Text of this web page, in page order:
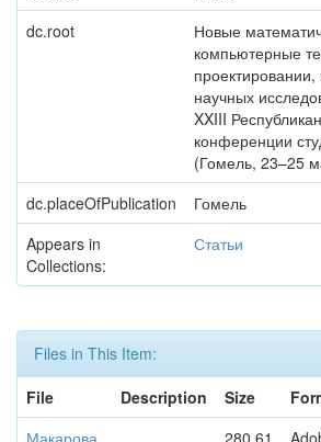
dc.root
Новые
компьютерные
проектировании,
научных
XXIII
конференции
(Гомель, 23–25
dc.placeOfPublication
Гомель
Appears in
Collections:
Статьи
Files in This Item:
File
Description Size
Макарова
280.61